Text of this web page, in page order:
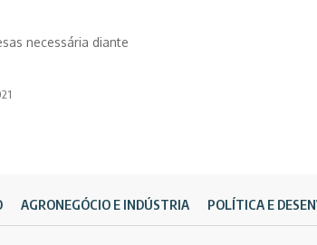
necessária diante
AGRONEGÓCIO E INDÚSTRIA POLÍTICA E